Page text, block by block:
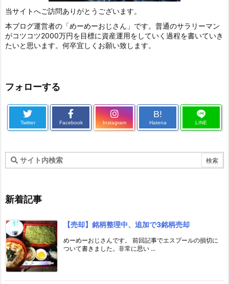
当サイトへご訪問ありがとうございます。
本ブログ運営者の「めーめーおじさん」です。普通のサラリーマン
がコツコツ2000万円を目標に資産運用をしていく過程を書いていき
たいと思います。何卒宜しくお願い致します。
フォローする
Twitter Facebook Instagram
B!
Hatena LINE
新着記事
【売却】銘柄整理中、追加で3銘柄売却
めーめーおじさんです。 前回記事でエスプールの損切に
ついて書きました。非常に思い ...